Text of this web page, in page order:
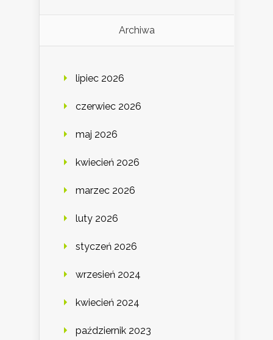
Archiwa
lipiec 2026
czerwiec 2026
maj 2026
kwiecień 2026
marzec 2026
luty 2026
styczeń 2026
wrzesień 2024
kwiecień 2024
październik 2023